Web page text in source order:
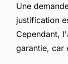
Une
justification
Cependant,
garantie, car